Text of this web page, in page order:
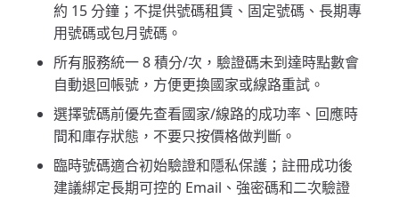
約 15 分鐘；不提供號碼租賃、固定號碼、長期專
用號碼或包月號碼。
所有服務統一 8 積分/次，驗證碼未到達時點數會
自動退回帳號，方便更換國家或線路重試。
選擇號碼前優先查看國家/線路的成功率、回應時
間和庫存狀態，不要只按價格做判斷。
臨時號碼適合初始驗證和隱私保護；註冊成功後
建議綁定長期可控的 Email、強密碼和二次驗證